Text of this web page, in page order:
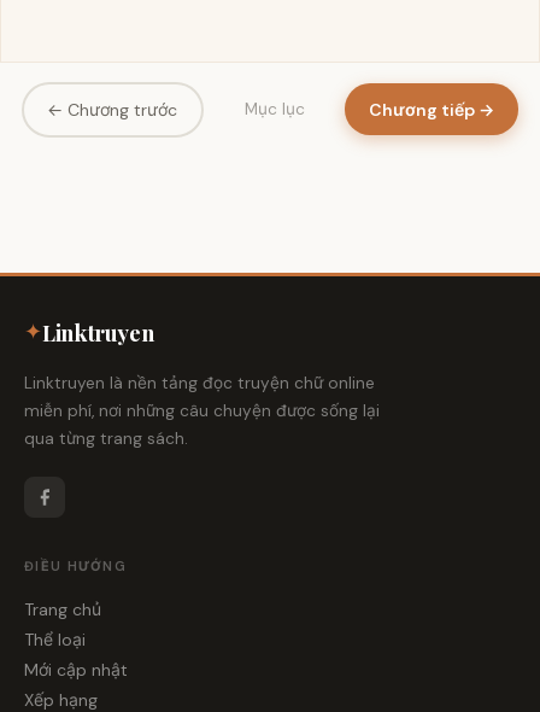
← Chương trước Mục lục Chương tiếp →
✦Linktruyen
Linktruyen là nền tảng đọc truyện chữ online
miễn phí, nơi những câu chuyện được sống lại
qua từng trang sách.
ĐIỀU HƯỚNG
Trang chủ
Thể loại
Mới cập nhật
Xếp hạng